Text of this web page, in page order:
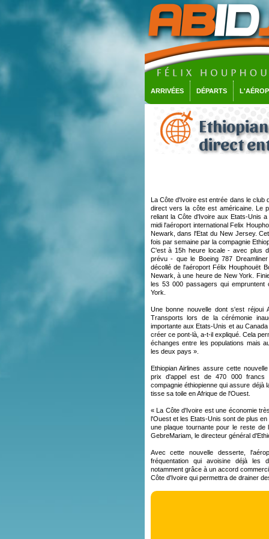
ARRIVÉES DÉPARTS
direct
La Côte d'Ivoire est entrée dans le club
direct vers la côte est américaine. Le
reliant la Côte d'Ivoire aux Etats-Unis
midi l'aéroport international Felix
Newark, dans l'Etat du New Jersey.
fois par semaine par la compagnie
C'est à 15h heure locale - avec plus
prévu - que le Boeing 787
décollé de l'aéroport Félix Houphouët
Newark, à une heure de New York.
les 53 000 passagers qui empruntent
York.
Une bonne nouvelle dont s'est réjoui
Transports lors de la cérémonie
importante aux Etats-Unis et au
créer ce pont-là, a-t-il expliqué. Cela
échanges entre les populations mais
les deux pays ».
Ethiopian Airlines assure cette
prix d'appel est de 470 000 francs
compagnie éthiopienne qui assure déjà
tisse sa toile en Afrique de l'Ouest.
« La Côte d'Ivoire est une économie
l'Ouest et les Etats-Unis sont de plus
une plaque tournante pour le reste de
GebreMariam, le directeur général
Avec cette nouvelle desserte,
fréquentation qui avoisine déjà les
notamment grâce à un accord
Côte d'Ivoire qui permettra de drainer